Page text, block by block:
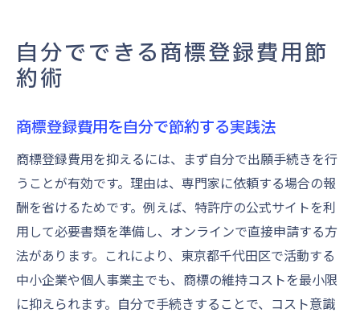
自分でできる商標登録費用節
約術
商標登録費用を自分で節約する実践法
商標登録費用を抑えるには、まず自分で出願手続きを行
うことが有効です。理由は、専門家に依頼する場合の報
酬を省けるためです。例えば、特許庁の公式サイトを利
用して必要書類を準備し、オンラインで直接申請する方
法があります。これにより、東京都千代田区で活動する
中小企業や個人事業主でも、商標の維持コストを最小限
に抑えられます。自分で手続きすることで、コスト意識